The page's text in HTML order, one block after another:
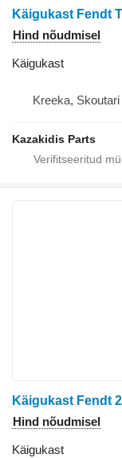
Hind nõudmisel
Käigukast
Kreeka, Skoutari
Kazakidis Parts
Hind nõudmisel
Käigukast